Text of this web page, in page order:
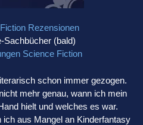
Rezensionen
Sachbücher (bald)
Science Fiction
schon immer gezogen.
mehr genau, wann ich mein
hielt und welches es war.
aus Mangel an Kinderfantasy